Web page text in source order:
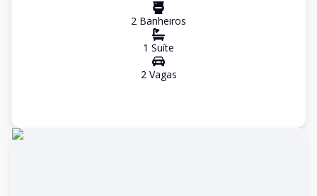
2 Banheiros
1 Suíte
2Vagas